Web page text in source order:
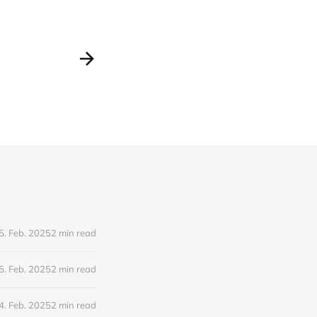
Feb. 20252 min read
Feb. 20252 min read
Feb. 20252 min read